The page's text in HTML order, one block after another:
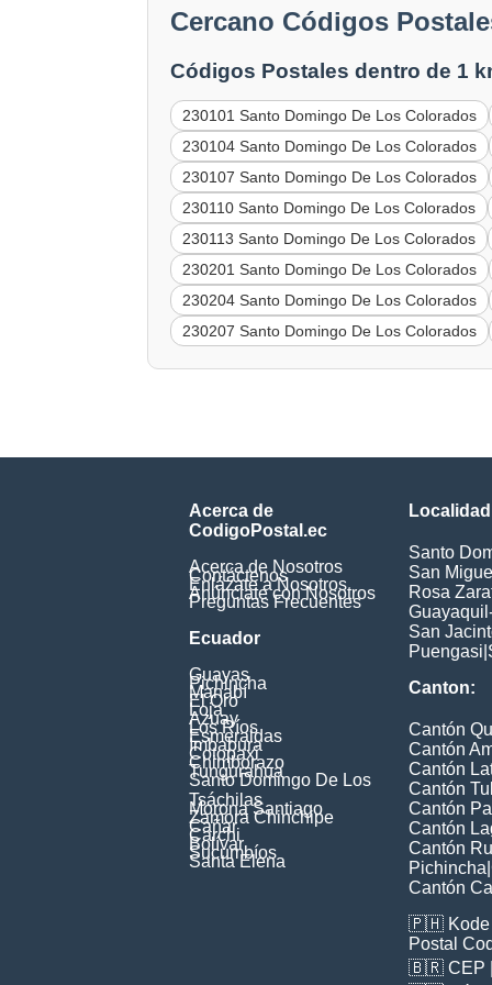
Cercano Códigos
Códigos Postales dentro de 1
230101 Santo Domingo De Los Colorados
230104 Santo Domingo De Los Colorados
230107 Santo Domingo De Los Colorados
230110 Santo Domingo De Los Colorados
230113 Santo Domingo De Los Colorados
230201 Santo Domingo De Los Colorados
230204 Santo Domingo De Los Colorados
230207 Santo Domingo De Los Colorados
Acerca de
CodigoPostal.ec
Acerca de Nosotros
Contáctenos
Enlázate a Nosotros
Anúnciate con Nosotros
Preguntas Frecuentes
Ecuador
Guayas
Pichincha
Manabí
El Oro
Loja
Azuay
Los Ríos
Esmeraldas
Imbabura
Cotopaxi
Chimborazo
Tungurahua
Santo Domingo De Los
Tsáchilas
Morona Santiago
Zamora Chinchipe
Cañar
Carchi
Bolívar
Sucumbíos
Santa Elena
Santo
San
Rosa
San
Puengasi
Canton:
Cantón
Cantón
Cantón
Cantón
Cantón
Cantón
Cantón
Pichincha
Cantón
🇵🇭
Postal
🇧🇷 CEP